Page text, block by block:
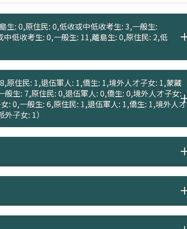
生: 0,原住民: 0,低收或中低收考生: 3,一般生:
低收考生: 0,一般生: 11,離島生: 0,原住民: 2,低
原住民: 1,退伍軍人: 1,僑生: 1,境外人才子女: 1,蒙藏
般生: 7,原住民: 0,退伍軍人: 0,僑生: 0,境外人才子女:
: 0,一般生: 6,原住民: 1,退伍軍人: 1,僑生: 1,境外人才
子女: 1）